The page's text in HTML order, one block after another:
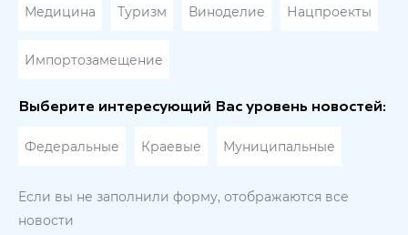
Медицина Туризм Виноделие Нацпроекты
Импортозамещение
Выберите интересующий Вас уровень новостей:
Федеральные Краевые Муниципальные
Если вы не заполнили форму, отображаются все
новости